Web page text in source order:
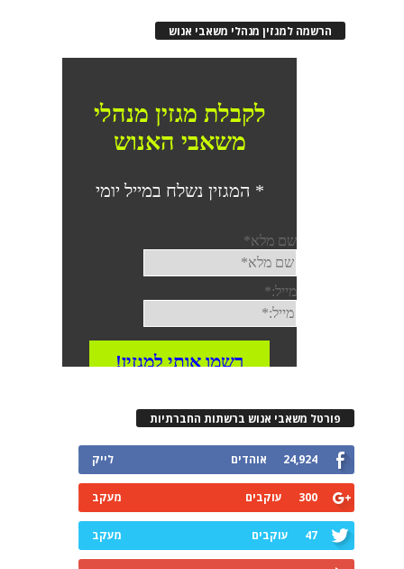
הרשמה למגזין מנהלי משאבי אנוש
משאבי אנוש ברשתות החברתיות
אוהדים
עוקבים
עוקבים